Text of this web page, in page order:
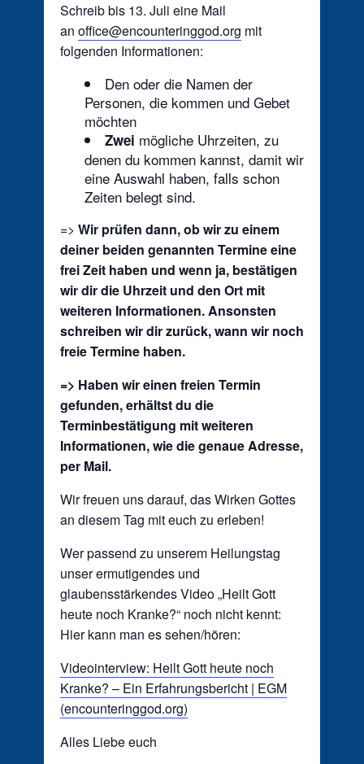
Schreib bis 13. Juli eine Mail
an office@encounteringgod.org mit
folgenden Informationen:
Den oder die Namen der
Personen, die kommen und Gebet
möchten
Zwei mögliche Uhrzeiten, zu
denen du kommen kannst, damit wir
eine Auswahl haben, falls schon
Zeiten belegt sind.
=> Wir prüfen dann, ob wir zu einem
deiner beiden genannten Termine eine
frei Zeit haben und wenn ja, bestätigen
wir dir die Uhrzeit und den Ort mit
weiteren Informationen. Ansonsten
schreiben wir dir zurück, wann wir noch
freie Termine haben.
=> Haben wir einen freien Termin
gefunden, erhältst du die
Terminbestätigung mit weiteren
Informationen, wie die genaue Adresse,
per Mail.
Wir freuen uns darauf, das Wirken Gottes
an diesem Tag mit euch zu erleben!
Wer passend zu unserem Heilungstag
unser ermutigendes und
glaubensstärkendes Video „Heilt Gott
heute noch Kranke?“ noch nicht kennt:
Hier kann man es sehen/hören:
Videointerview: Heilt Gott heute noch
Kranke? – Ein Erfahrungsbericht | EGM
(encounteringgod.org)
Alles Liebe euch